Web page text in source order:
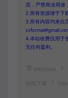
流，严禁商业用途
2.所有资源请于下
3.所有内容均来自
4.本站收费仅用于
无任何盈利。
MMGAME